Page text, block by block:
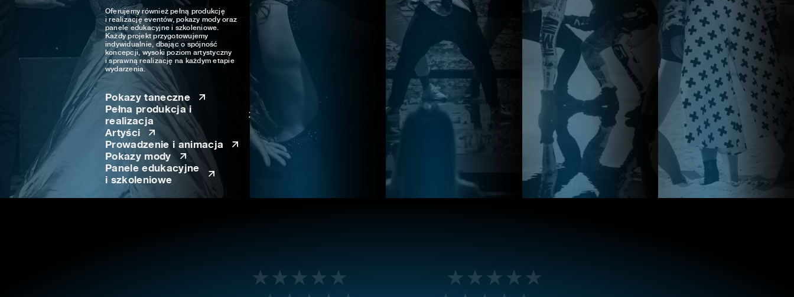
Oferujemy również pełną produkcję
i realizację eventów, pokazy mody oraz
panele edukacyjne i szkoleniowe.
Każdy projekt przygotowujemy
indywidualnie, dbając o spójność
koncepcji, wysoki poziom artystyczny
i sprawną realizację na każdym etapie
wydarzenia.
Pokazy taneczne
Pełna produkcja i
realizacja
Artyści
Prowadzenie i animacja
Pokazy mody
Panele edukacyjne
i szkoleniowe